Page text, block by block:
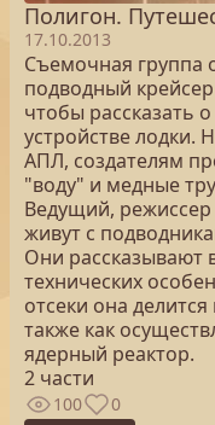
Полигон.
17.10.2013
Съемочная группа
подводный
чтобы рассказать
устройстве лодки.
АПЛ, создателям
"воду" и медные
Ведущий,
живут с
Они рассказывают
технических
отсеки она
также как
ядерный реактор.
2 части
100 0